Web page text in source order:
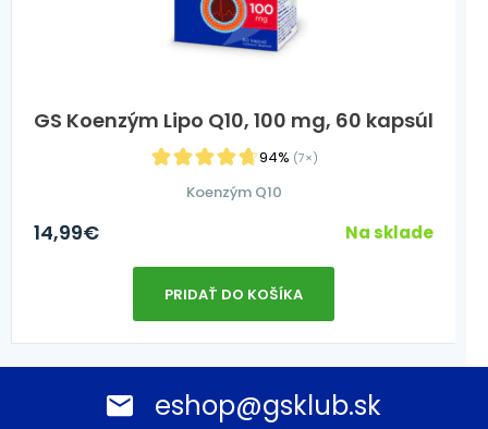
GS Koenzým Lipo Q10, 100 mg, 60 kapsúl
94% (7×)
Koenzým Q10
14,99€ Na sklade
PRIDAŤ DO KOŠÍKA
eshop@gsklub.sk